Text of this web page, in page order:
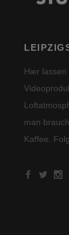
Hier
man
Kaffee.